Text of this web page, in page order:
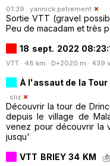
01:39 · yannick.petrement
Sortie VTT (gravel
Peu de macadam et très
18 sept. 2022
VTT · 48 km · D+2020 m · 439
À l'assaut de la Tour
· sliz
Découvrir la tour de
depuis le village de
venez pour découvrir la
jusqu'
VTT BRIEY 34 KM